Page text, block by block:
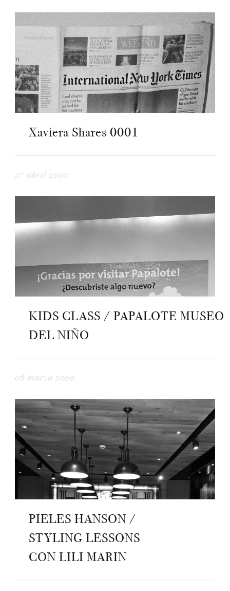
Xaviera Shares 0001
27 abril 2020
KIDS CLASS / PAPALOTE MUSEO
DEL NIÑO
06 marzo 2020
PIELES HANSON /
STYLING LESSONS
CON LILI MARIN